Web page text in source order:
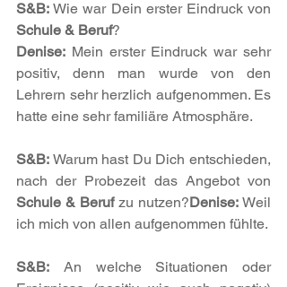
S&B:
Schule & Beruf?
Denise: Mein erster Eindruck war sehr
positiv, denn man wurde von den
Lehrern sehr herzlich aufgenommen. Es
hatte eine sehr familiäre Atmosphäre.
S&B: Warum hast Du Dich entschieden,
Schule & Beruf zu nutzen?Denise: Weil
ich mich von allen aufgenommen fühlte.
S&B: An welche Situationen oder